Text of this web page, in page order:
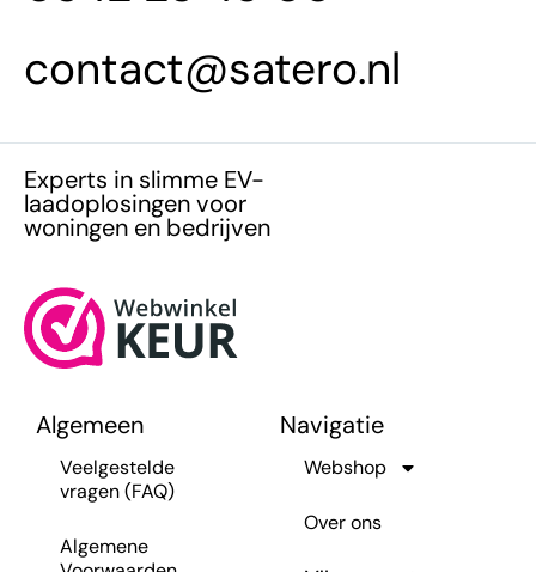
contact@satero.nl
Experts in slimme EV-
laadoplosingen voor
woningen en bedrijven
Algemeen
Veelgestelde
vragen (FAQ)
Algemene
Navigatie
Webshop
Over ons